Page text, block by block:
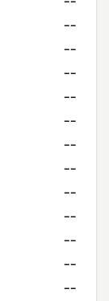
--
--
--
--
--
--
--
--
--
--
--
--